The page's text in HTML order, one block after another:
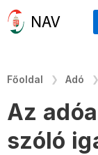
Főoldal Adó
Az
szóló